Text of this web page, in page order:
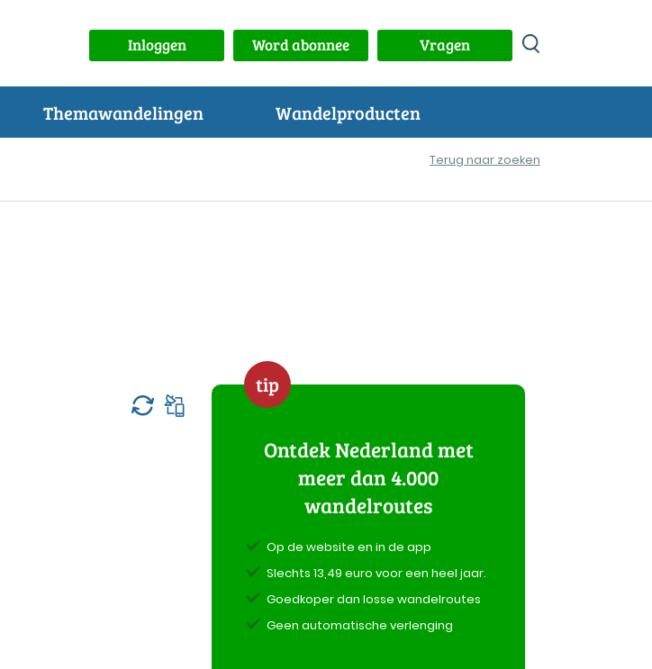
Inloggen Word abonnee Vragen
Themawandelingen Wandelproducten
Terug naar zoeken
tip
Ontdek Nederland met
meer dan 4.000
wandelroutes
Op de website en in de app
Slechts 13,49 euro voor een heel jaar.
Goedkoper dan losse wandelroutes
Geen automatische verlenging